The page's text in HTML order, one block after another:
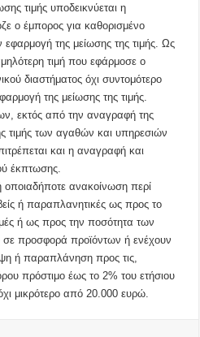
τιμής υποδεικνύεται η
ο έμπορος για καθορισμένο
της μείωσης της τιμής. Ως
τιμή που εφάρμοσε ο
διαστήματος όχι συντομότερο
της μείωσης της τιμής.
εκτός από την αναγραφή της
τιμής των αγαθών και υπηρεσιών
και η αναγραφή και
έκπτωσης.
ανακοίνωση περί
ή παραπλανητικές ως προς το
ή ως προς την ποσότητα των
προσφορά προϊόντων ή ενέχουν
ή παραπλάνηση προς τις,
πρόστιμο έως το 2% του ετήσιου
μικρότερο από 20.000 ευρώ.